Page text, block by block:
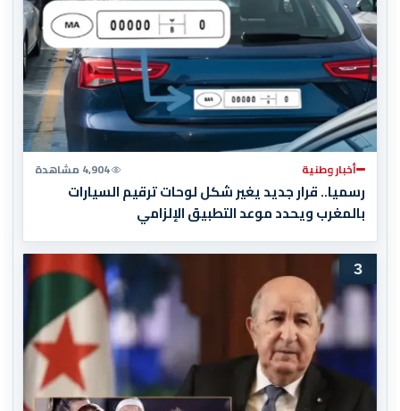
أخبار وطنية 4,904 مشاهدة
رسميا.. قرار جديد يغير شكل لوحات ترقيم السيارات
بالمغرب ويحدد موعد التطبيق الإلزامي
3